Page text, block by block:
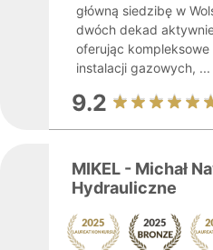
główną siedzibę w
dwóch dekad
oferując kompleksowe
instalacji gazowych, ...
9.2
MIKEL - Michał
Hydrauliczne